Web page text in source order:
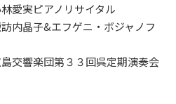
実ピアノリサイタル
晶子&エフゲニ・ボジャノフ
響楽団第３３回呉定期演奏会